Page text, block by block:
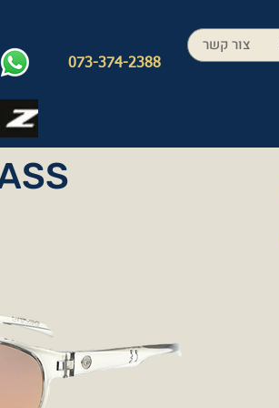
073-374-2388
צור קשר